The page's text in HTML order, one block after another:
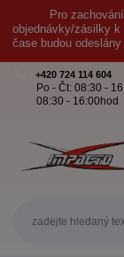
Pro
objednávky/zásilky k
čase budou
+420 724 114 604
Po - Čt: 08:30 -
08:30 - 16:00hod